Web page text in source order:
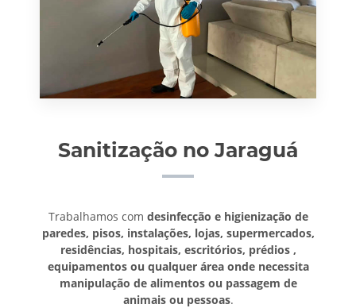
Sanitização no Jaraguá
Trabalhamos com desinfecção e higienização de
paredes, pisos, instalações, lojas, supermercados,
residências, hospitais, escritórios, prédios ,
equipamentos ou qualquer área onde necessita
manipulação de alimentos ou passagem de
animais ou pessoas.